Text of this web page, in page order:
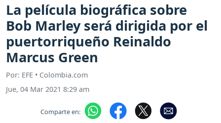
La película biográfica sobre
Bob Marley será dirigida por el
puertorriqueño Reinaldo
Marcus Green
Por: EFE • Colombia.com
Jue, 04 Mar 2021 8:29 am
Comparte en: